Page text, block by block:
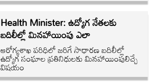
Health Minister: ఉద్యోగ నేతలకు
బదిలీల్లో మినహాయింపు ఎలా
ఆరోగ్యశాఖ పరిధిలో జరిగే సాధారణ బదిలీల్లో
ఉద్యోగ సంఘాల ప్రతినిధులకు మినహాయింపులిచ్చే
విషయం